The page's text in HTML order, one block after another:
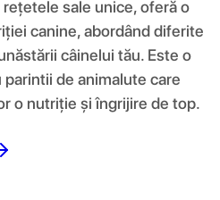
sale unice, oferă o
canine, abordând diferite
câinelui tău. Este o
de animalute care
o nutriție și îngrijire de top.